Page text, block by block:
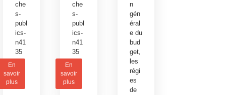
che
s-
publ
ics-
n41
35
En
savoir
plus
che
s-
publ
ics-
n41
35
En
savoir
plus
n
gén
éral
e du
bud
get,
les
régi
es
de